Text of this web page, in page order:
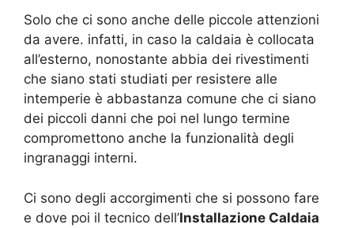
Solo che ci sono anche delle piccole attenzioni
da avere. infatti, in caso la caldaia è collocata
all’esterno, nonostante abbia dei rivestimenti
che siano stati studiati per resistere alle
intemperie è abbastanza comune che ci siano
dei piccoli danni che poi nel lungo termine
compromettono anche la funzionalità degli
ingranaggi interni.
Ci sono degli accorgimenti che si possono fare
e dove poi il tecnico dell’Installazione Caldaia